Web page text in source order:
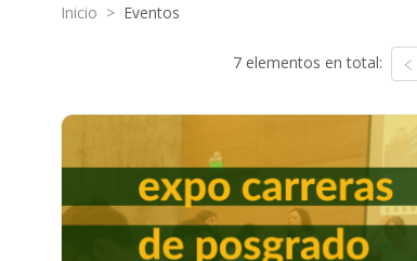
Inicio > Eventos
7 elementos en total: